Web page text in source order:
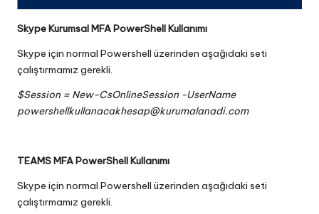
Skype Kurumsal MFA PowerShell Kullanımı
Skype için normal Powershell üzerinden aşağıdaki seti
çalıştırmamız gerekli.
$Session = New-CsOnlineSession -UserName
powershellkullanacakhesap@kurumalanadi.com
TEAMS MFA PowerShell Kullanımı
Skype için normal Powershell üzerinden aşağıdaki seti
çalıştırmamız gerekli.